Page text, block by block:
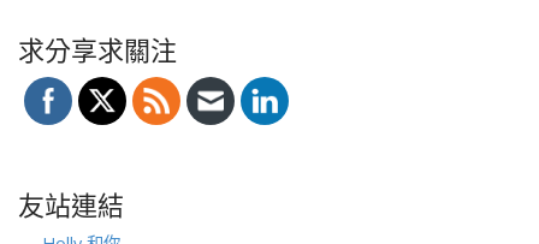
求分享求關注
友站連結